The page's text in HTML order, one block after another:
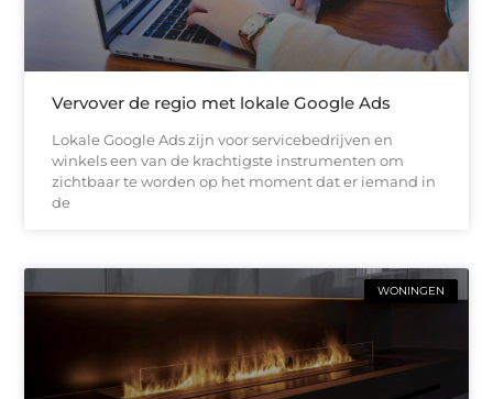
Vervover de regio met lokale Google Ads
Lokale Google Ads zijn voor servicebedrijven en
winkels een van de krachtigste instrumenten om
zichtbaar te worden op het moment dat er iemand in
de
WONINGEN